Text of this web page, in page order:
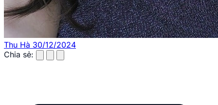
Thu Hà 30/12/2024
Chia sẻ: